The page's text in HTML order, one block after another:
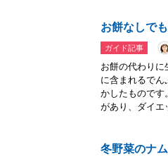
お餅なしで
ガイド記事
お餅の代わり
に含まれるでん
かしたものです
があり、ダイエ
冬野菜のナ